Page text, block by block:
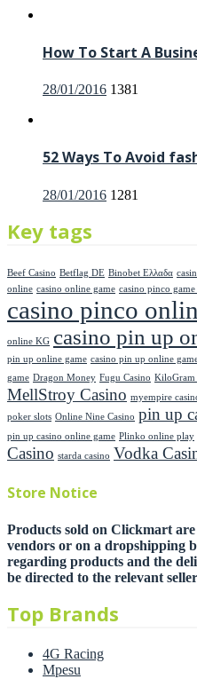
How To Start A
Posted
28/01/2016 1381
52 Ways To Avoid
Posted
28/01/2016 1281
Key tags
Beef Casino Betflag DE Binobet Ελλαδα
online casino online game casino pinco
casino pinco
online KG casino pin up
pin up online game casino pin up online
game Dragon Money Fugu Casino KiloGram
MellStroy Casino myempire
poker slots Online Nine Casino pin up
pin up casino online game Plinko online play
Casino starda casino Vodka
Store Notice
Products sold on Clickmart
vendors or on a dropshipping
regarding products and the
be directed to the relevant
Top Brands
4G Racing
Mpesu